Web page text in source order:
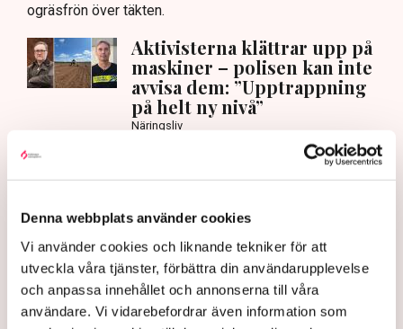
Denna webbplats använder cookies
Vi använder cookies och liknande tekniker för att
utveckla våra tjänster, förbättra din användarupplevelse
och anpassa innehållet och annonserna till våra
användare. Vi vidarebefordrar även information som
ogräsfrön över täkten.
Aktivisterna klättrar upp på
maskiner – polisen kan inte
avvisa dem: ”Upptrappning
på helt ny nivå”
Näringsliv
AI-sammanfattning
sedan 28 juli.
Polisen kritiseras för bristande agerande vid
aktionerna.
Polisinspektör Anna-Lena Mann förklarar polisens